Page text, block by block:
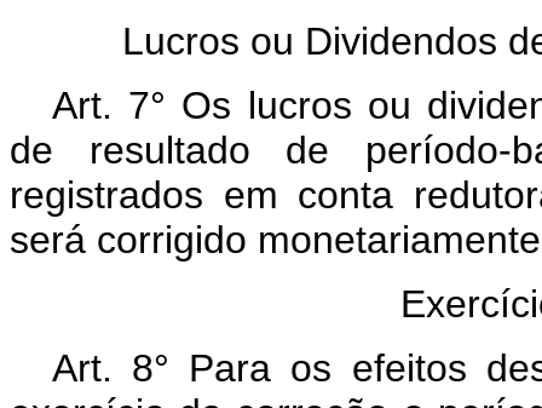
Lucros ou Dividendos
Art. 7° Os lucros ou
de resultado de período-
registrados em conta
será corrigido
Art. 8° Para os efeitos